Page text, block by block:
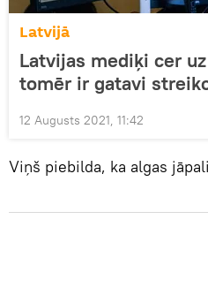
Latvijā
Latvijas mediķi cer
tomēr ir gatavi
12 Augusts 2021, 11:42
Viņš piebilda, ka algas